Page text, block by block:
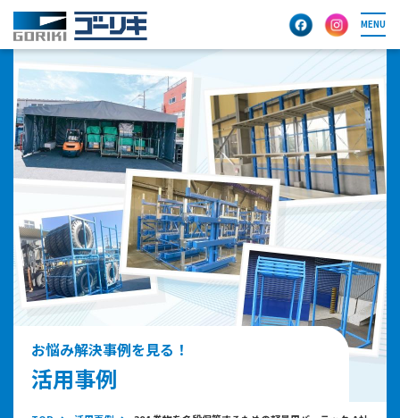
MENU
お悩み解決事例を見る！
活用事例